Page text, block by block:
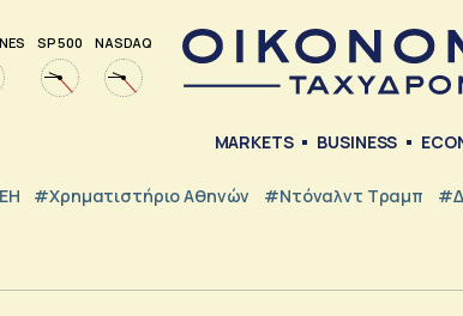
SP 500 NASDAQ
MARKETS BUSINESS
#Χρηματιστήριο Αθηνών #Ντόναλντ Τραμπ